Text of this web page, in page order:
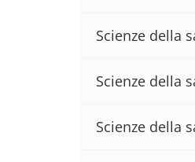
Scienze della
Scienze della
Scienze della